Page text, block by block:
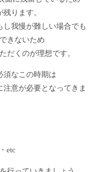
ります。
し我慢が難しい場合でも
きないため
だくのが理想です。
須なこの時期は
意が必要となってきま
etc